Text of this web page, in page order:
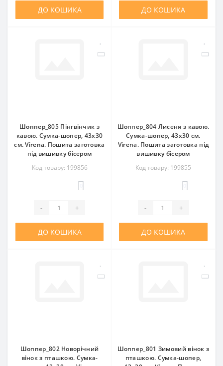
ДО КОШИКА ДО КОШИКА
Шоппер_805 Пінгвінчик з
кавою. Сумка-шопер, 43х30
см. Virena. Пошита заготовка
під вишивку бісером
Код товару: 199856
- +
ДО КОШИКА
Шоппер_804 Лисеня з кавою.
Сумка-шопер, 43х30 см.
Virena. Пошита заготовка під
вишивку бісером
Код товару: 199855
- +
ДО КОШИКА
Шоппер_802 Новорічний
вінок з пташкою. Сумка-
Шоппер_801 Зимовий вінок з
пташкою. Сумка-шопер,